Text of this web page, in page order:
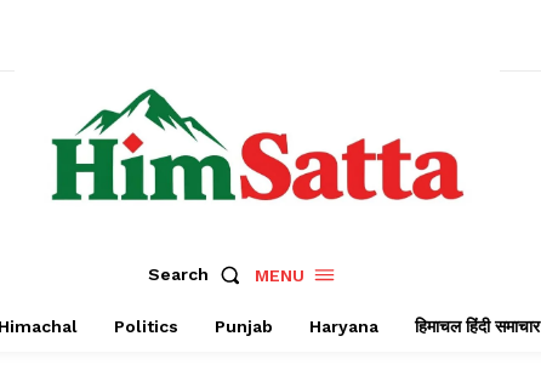
Search MENU
Himachal Politics Punjab Haryana हिमाचल हिंदी समाचार